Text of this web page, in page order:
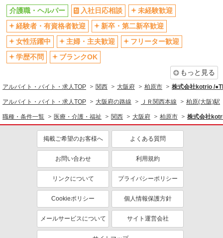
バイク通勤OK
自転車通勤OK
残業少なめ（月20h未満）
交通費支給
社会保険あり
産休・育休取得実績あり
退職金・財形貯蓄制度あり
医療・介護・福祉
介護職・ヘルパー
同じ特徴から求人を探す
ミドル（40代～）活躍中
ボーナス・賞与あり
車通勤OK
交通費支給
社会保険あり
産休・育休取得実績あり
介護職・ヘルパー 入社日応相談
未経験歓迎
経験者・有資格者歓迎
新卒・第二新卒歓迎
女性活躍中
主婦・主夫歓迎
フリーター歓迎
学歴不問
ブランクOK
もっと見る
アルバイト・バイト・求人TOP 関西 大阪府 柏原市 株式会社kotrio /
アルバイト・バイト・求人TOP 大阪府の路線 ＪＲ関西本線 柏原(大阪)駅
職種・条件一覧 医療・介護・福祉 関西 大阪府 柏原市 株式会社
掲載ご希望のお客様へ よくある質問
お問い合わせ 利用規約
リンクについて プライバシーポリシー
Cookieポリシー 個人情報保護方針
メールサービスについて サイト運営会社